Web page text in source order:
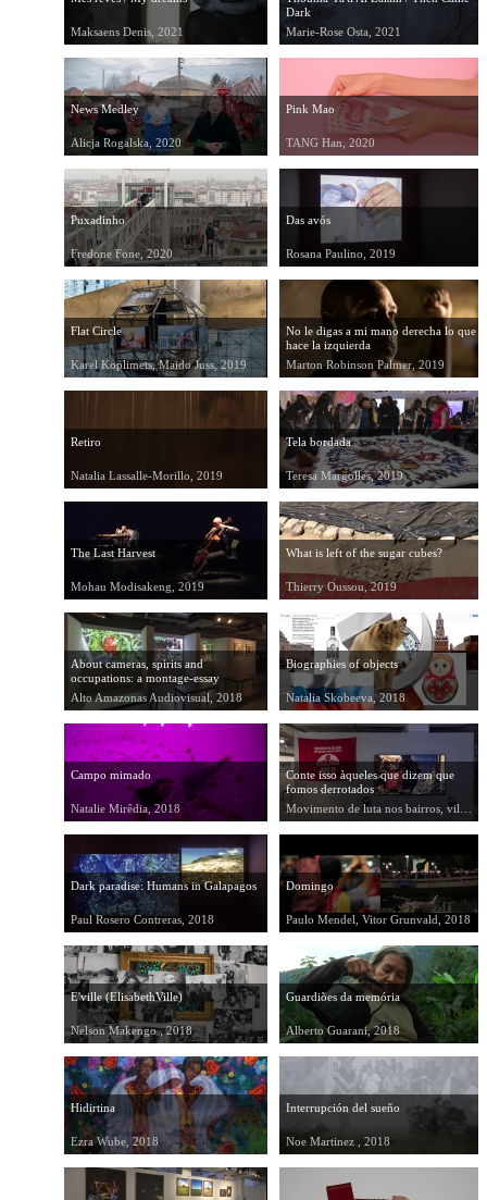
Maksaens Denis, 2021
Dark
Marie-Rose Osta, 2021
News Medley
Alicja Rogalska, 2020
Pink Mao
TANG Han, 2020
Puxadinho
Fredone Fone, 2020
Das avós
Rosana Paulino, 2019
Flat Circle
Karel Koplimets, Maido Juss, 2019
No le digas a mi mano derecha lo que
hace la izquierda
Marton Robinson Palmer, 2019
Retiro
Natalia Lassalle-Morillo, 2019
Tela bordada
Teresa Margolles, 2019
The Last Harvest
Mohau Modisakeng, 2019
What is left of the sugar cubes?
Thierry Oussou, 2019
About cameras, spirits and
occupations: a montage-essay
triptych
Alto Amazonas Audiovisual, 2018
Biographies of objects
Natalia Skobeeva, 2018
Campo mimado
Natalie Mirêdia, 2018
Conte isso àqueles que dizem que
fomos derrotados
Dark paradise: Humans in Galapagos
Paul Rosero Contreras, 2018
Domingo
Paulo Mendel, Vitor Grunvald, 2018
E'ville (ElisabethVille)
Nelson Makengo , 2018
Guardiões da memória
Alberto Guarani, 2018
Hidirtina
Ezra Wube, 2018
Interrupción del sueño
Noe Martinez , 2018